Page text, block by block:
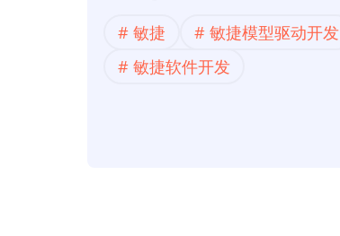
构
敏捷 敏捷模型驱动开发
敏捷软件开发